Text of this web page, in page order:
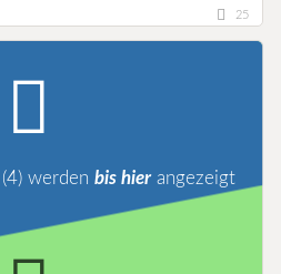
25
(4) werden bis hierangezeigt